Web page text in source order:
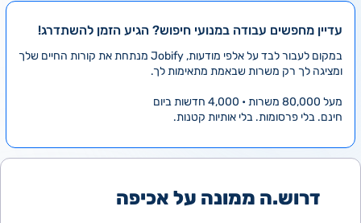
עדיין מחפשים עבודה במנועי חיפוש? הגיע הזמן להשתדרג!
במקום לעבור לבד על אלפי מודעות, Jobify מנתחת את קורות החיים שלך
ומציגה לך רק משרות שבאמת מתאימות לך.
מעל 80,000 משרות • 4,000 חדשות ביום
חינם. בלי פרסומות. בלי אותיות קטנות.
דרוש.ה ממונה על אכיפה